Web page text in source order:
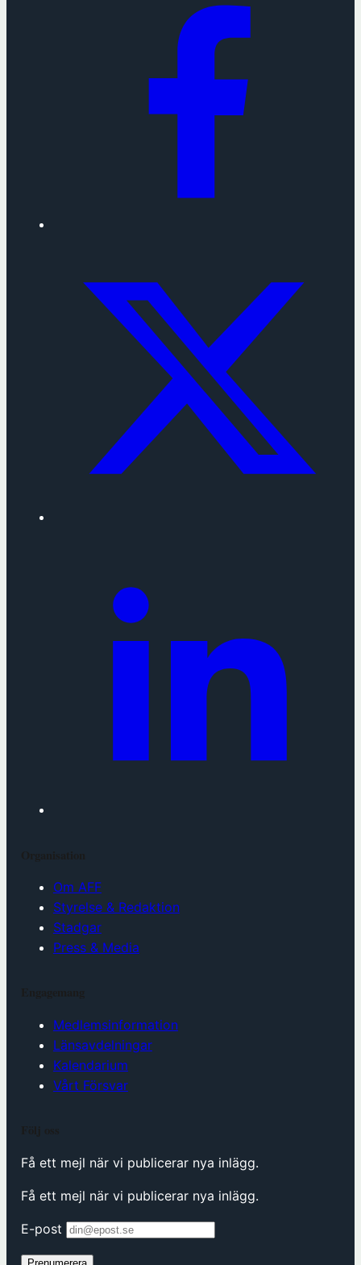
Om AFF
Styrelse & Redaktion
Stadgar
Press & Media
Medlemsinformation
Länsavdelningar
Kalendarium
Vårt Försvar
Få ett mejl när vi publicerar nya inlägg.
Få ett mejl när vi publicerar nya inlägg.
E-post